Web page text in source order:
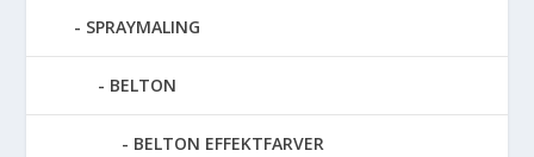
SPRAYMALING
BELTON
BELTON EFFEKTFARVER